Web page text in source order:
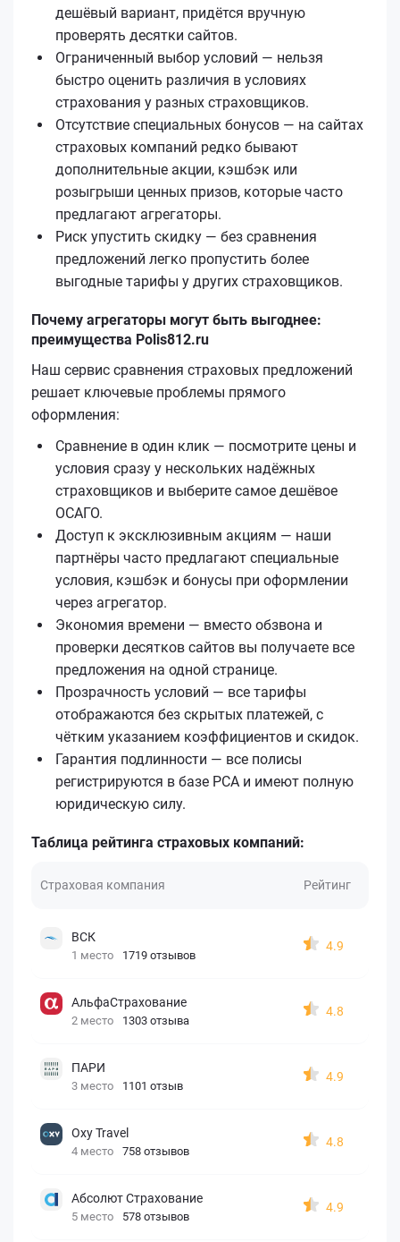
дешёвый вариант, придётся вручную
проверять десятки сайтов.
Ограниченный выбор условий — нельзя
быстро оценить различия в условиях
страхования у разных страховщиков.
Отсутствие специальных бонусов — на сайтах
страховых компаний редко бывают
дополнительные акции, кэшбэк или
розыгрыши ценных призов, которые часто
предлагают агрегаторы.
Риск упустить скидку — без сравнения
предложений легко пропустить более
выгодные тарифы у других страховщиков.
Почему агрегаторы могут быть выгоднее:
преимущества Polis812.ru
Наш сервис сравнения страховых предложений
решает ключевые проблемы прямого
оформления:
Сравнение в один клик — посмотрите цены и
условия сразу у нескольких надёжных
страховщиков и выберите самое дешёвое
ОСАГО.
Доступ к эксклюзивным акциям — наши
партнёры часто предлагают специальные
условия, кэшбэк и бонусы при оформлении
через агрегатор.
Экономия времени — вместо обзвона и
проверки десятков сайтов вы получаете все
предложения на одной странице.
Прозрачность условий — все тарифы
отображаются без скрытых платежей, с
чётким указанием коэффициентов и скидок.
Гарантия подлинности — все полисы
регистрируются в базе РСА и имеют полную
юридическую силу.
Таблица рейтинга страховых компаний:
Страховая компания Рейтинг
ВСК
1 место 1719 отзывов
4.9
АльфаСтрахование
2 место 1303 отзыва
4.8
ПАРИ
3 место 1101 отзыв
4.9
Oxy Travel
4 место 758 отзывов
4.8
Абсолют Страхование
5 место 578 отзывов
4.9